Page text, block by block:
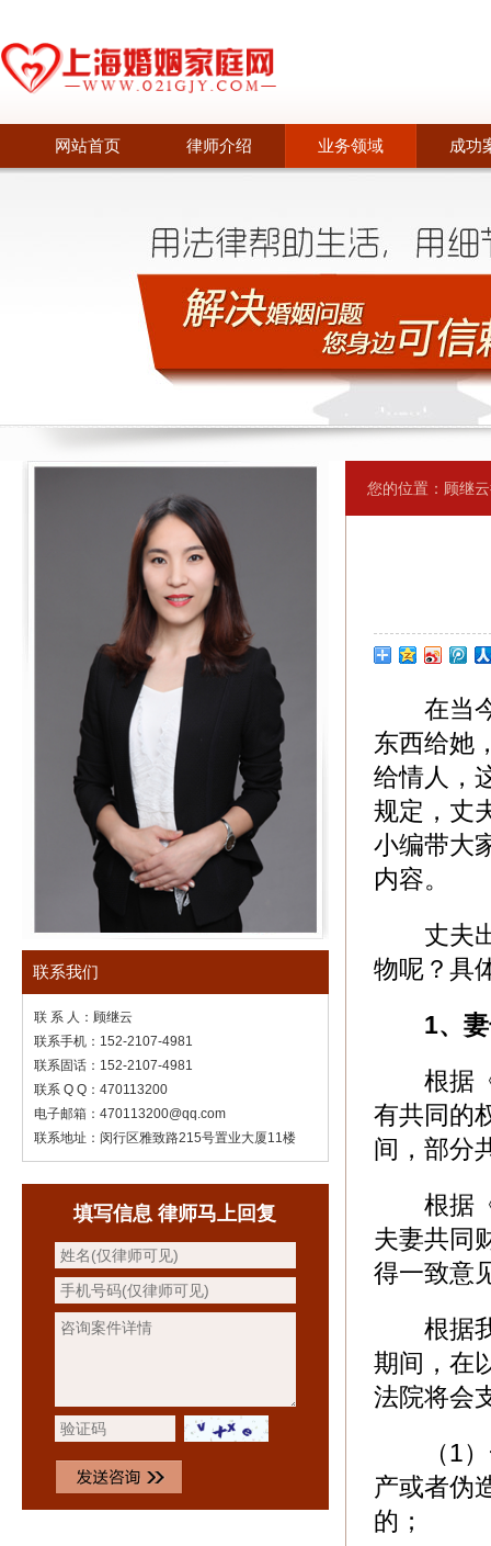
网站首页 律师介绍 业务领域 成功
联系我们
联 系 人：顾继云
联系手机：152-2107-4981
联系固话：152-2107-4981
联系 Q Q：470113200
电子邮箱：470113200@qq.com
联系地址：闵行区雅致路215号置业大厦11楼
填写信息 律师马上回复
您的位置： 顾继
在当今
东西给她
给情人，
规定，丈
小编带大
内容。
丈夫出
物呢？具
1、
根据《
有共同的
间，部分
根据《
夫妻共同
得一致意
根据我
期间，在
法院将会
（1）一
产或者伪
的；